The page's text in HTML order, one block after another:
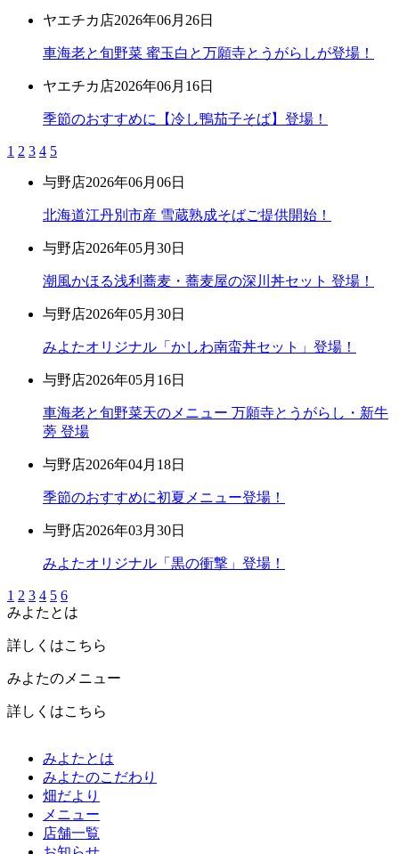
ヤエチカ店2026年06月26日
車海老と旬野菜 蜜玉白と万願寺とうがらしが登場！
ヤエチカ店2026年06月16日
季節のおすすめに【冷し鴨茄子そば】登場！
1 2 3 4 5
与野店2026年06月06日
北海道江丹別市産 雪蔵熟成そばご提供開始！
与野店2026年05月30日
潮風かほる浅利蕎麦・蕎麦屋の深川丼セット 登場！
与野店2026年05月30日
みよたオリジナル「かしわ南蛮丼セット」登場！
与野店2026年05月16日
車海老と旬野菜天のメニュー 万願寺とうがらし・新牛
蒡 登場
与野店2026年04月18日
季節のおすすめに初夏メニュー登場！
与野店2026年03月30日
みよたオリジナル「黒の衝撃」登場！
1 2 3 4 5 6
みよたとは
詳しくはこちら
みよたのメニュー
詳しくはこちら
みよたとは
みよたのこだわり
畑だより
メニュー
店舗一覧